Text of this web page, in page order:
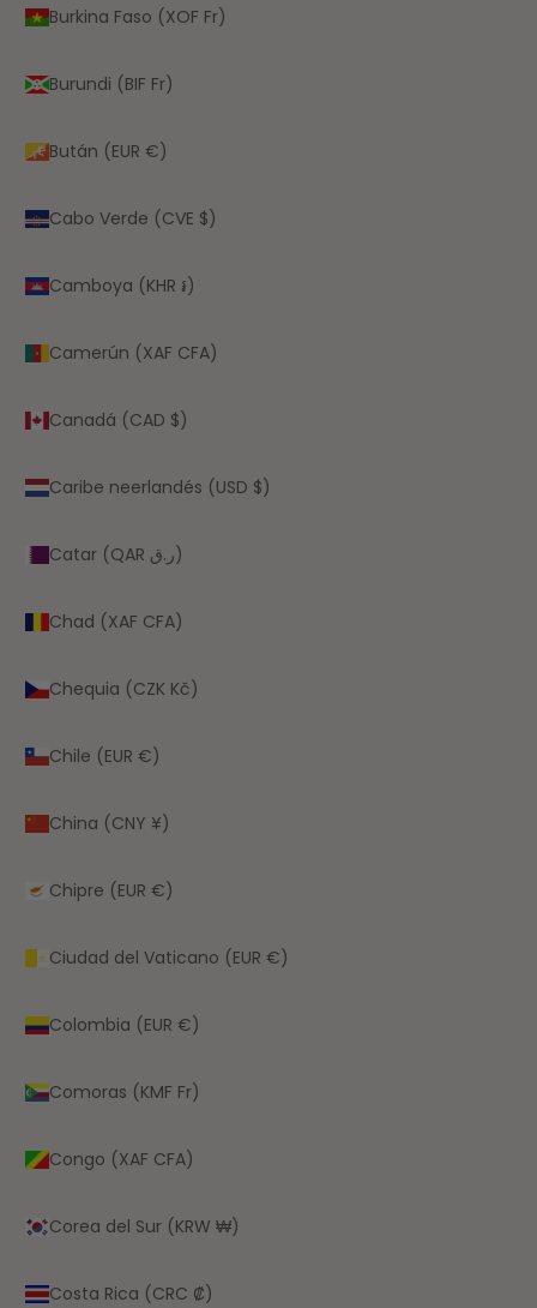
Burkina Faso (XOF Fr)
Burundi (BIF Fr)
Bután (EUR €)
Cabo Verde (CVE $)
Camboya (KHR ៛)
Camerún (XAF CFA)
Canadá (CAD $)
Caribe neerlandés (USD $)
Catar (QAR ر.ق)
Chad (XAF CFA)
Chequia (CZK Kč)
Chile (EUR €)
China (CNY ¥)
Chipre (EUR €)
Ciudad del Vaticano (EUR €)
Colombia (EUR €)
Comoras (KMF Fr)
Congo (XAF CFA)
Corea del Sur (KRW ₩)
Costa Rica (CRC ₡)